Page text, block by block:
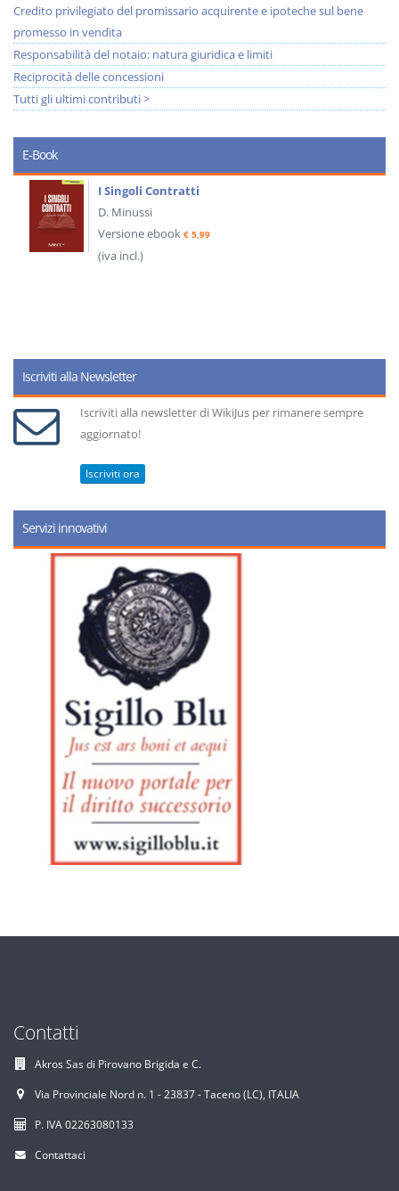
Credito privilegiato del promissario acquirente e ipoteche sul bene
promesso in vendita
Responsabilità del notaio: natura giuridica e limiti
Reciprocità delle concessioni
Tutti gli ultimi contributi >
E-Book
I Singoli Contratti
D. Minussi
Versione ebook € 5,99
(iva incl.)
Iscriviti alla Newsletter
Iscriviti alla newsletter di WikiJus per rimanere sempre
aggiornato!
Iscriviti ora
Servizi innovativi
Contatti
Akros Sas di Pirovano Brigida e C.
Via Provinciale Nord n. 1 - 23837 - Taceno (LC), ITALIA
P. IVA 02263080133
Contattaci